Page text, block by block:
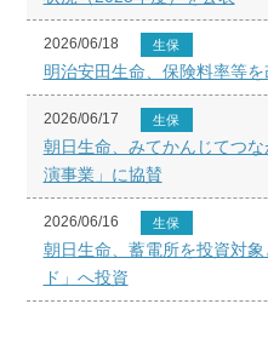
2026/06/18 生保
明治安田生命、保険料率等を
2026/06/17 生保
朝日生命、みてかんじてつ
演事業」に協賛
2026/06/16 生保
朝日生命、蓄電所を投資対
ド」へ投資